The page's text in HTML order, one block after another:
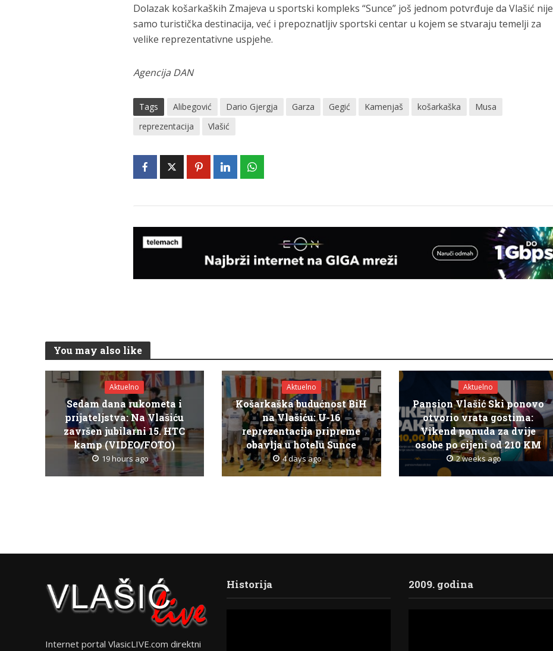
Dolazak košarkaških Zmajeva u sportski kompleks “Sunce” još jednom potvrđuje da Vlašić nije
samo turistička destinacija, već i prepoznatljiv sportski centar u kojem se stvaraju temelji za
velike reprezentativne uspjehe.
Agencija DAN
Tags Alibegović Dario Gjergja Garza Gegić Kamenjaš košarkaška
Musa
reprezentacija
Vlašić
You may also like
Aktuelno
Sedam dana rukometa i
prijateljstva: Na Vlašiću
završen jubilarni 15. HTC
kamp (VIDEO/FOTO)
19 hours ago
Aktuelno
Košarkaška budućnost BiH
na Vlašiću: U-16
reprezentacija pripreme
obavlja u hotelu Sunce
4 days ago
Aktuelno
Pansion Vlašić Ski ponovo
otvorio vrata gostima:
Vikend ponuda za dvije
osobe po cijeni od 210 KM
2 weeks ago
Internet portal VlasicLIVE.com direktni
Historija 2009. godina